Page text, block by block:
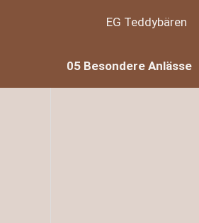
EG Teddybären
05 Besondere Anlässe